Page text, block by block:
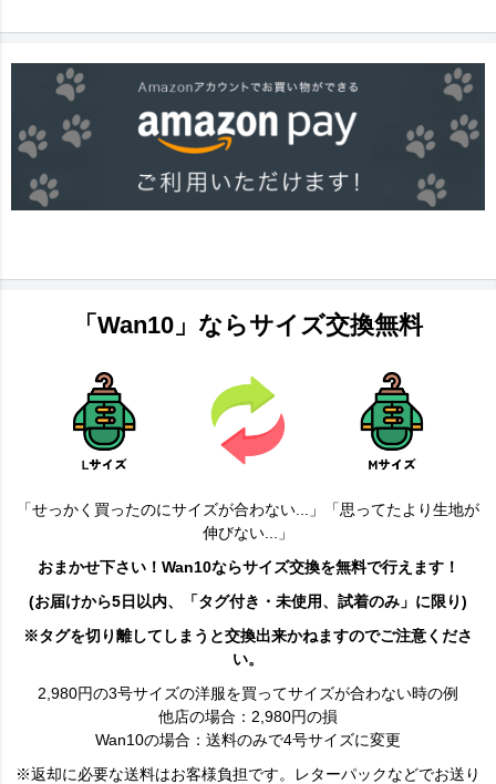
「Wan10」ならサイズ交換無料
「せっかく買ったのにサイズが合わない...」「思ってたより生地が
伸びない...」
おまかせ下さい！Wan10ならサイズ交換を無料で行えます！
(お届けから5日以内、「タグ付き・未使用、試着のみ」に限り)
※タグを切り離してしまうと交換出来かねますのでご注意くださ
い。
2,980円の3号サイズの洋服を買ってサイズが合わない時の例
他店の場合：2,980円の損
Wan10の場合：送料のみで4号サイズに変更
※返却に必要な送料はお客様負担です。レターパックなどでお送り